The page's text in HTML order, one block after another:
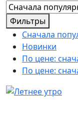
Фильтры
Сначала
Новинки
По цене:
По цене: